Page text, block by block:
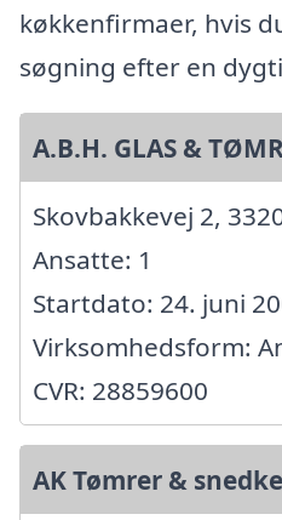
køkkenfirmaer, hvis
søgning efter en
A.B.H. GLAS &
Skovbakkevej 2,
Ansatte: 1
Startdato: 24. juni
Virksomhedsform:
CVR: 28859600
AK Tømrer &